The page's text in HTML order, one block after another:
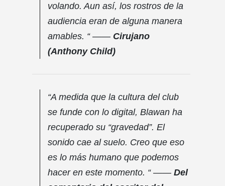
volando. Aun así, los rostros de la
audiencia eran de alguna manera
amables. “ —— Cirujano
(Anthony Child)
“A medida que la cultura del club
se funde con lo digital, Blawan ha
recuperado su “gravedad”. El
sonido cae al suelo. Creo que eso
es lo más humano que podemos
hacer en este momento. “ —— Del